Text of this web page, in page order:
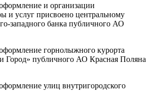
и организации
и услуг присвоено центральному
западного банка публичного АО
горнолыжного курорта
Город» публичного АО Красная Поляна
улиц внутригородского